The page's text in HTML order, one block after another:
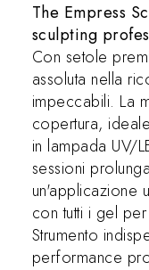
The Empress
sculpting
Con setole
assoluta nella
impeccabili. La
copertura,
in lampada UV/
sessioni
un'applicazione
con tutti i gel per
Strumento
performance